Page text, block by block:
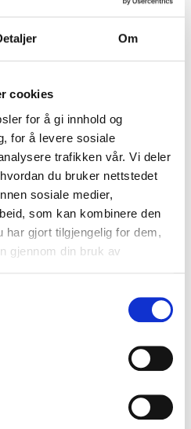
Om
cookies
for å gi innhold og
for å levere sosiale
trafikken vår. Vi deler
du bruker nettstedet
sosiale medier,
som kan kombinere den
har gjort tilgjengelig for dem,
gjennom din bruk av
bassenget ditt og få tips til
for å skape de perfekte
ditt. I det litt kjøligere
å varme opp vannet i
varmepumpe. Eller hvorfor
løv, smuss og rusk er det
Da holder du
vannet holder seg